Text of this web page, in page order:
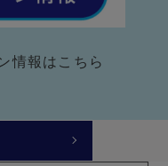
情報はこちら